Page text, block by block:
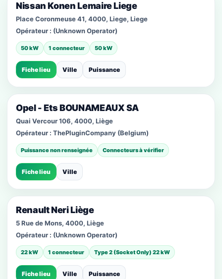
Nissan Konen Lemaire Liege
Place Coronmeuse 41, 4000, Liege, Liege
Opérateur : (Unknown Operator)
50 kW 1 connecteur 50 kW
Fiche lieu Ville Puissance
Opel - Ets BOUNAMEAUX SA
Quai Vercour 106, 4000, Liège
Opérateur : ThePluginCompany (Belgium)
Puissance non renseignée Connecteurs à vérifier
Fiche lieu Ville
Renault Neri Liège
5 Rue de Mons, 4000, Liège
Opérateur : (Unknown Operator)
22 kW 1 connecteur Type 2 (Socket Only) 22 kW
Fiche lieu Ville Puissance